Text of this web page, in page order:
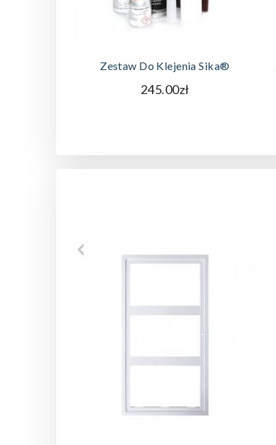
Zestaw Do Klejenia Sika®
245.00zł